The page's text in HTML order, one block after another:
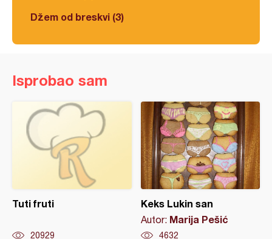
Džem od breskvi (3)
Isprobao sam
Tuti fruti
20929
Keks Lukin san
Autor: Marija Pešić
4632